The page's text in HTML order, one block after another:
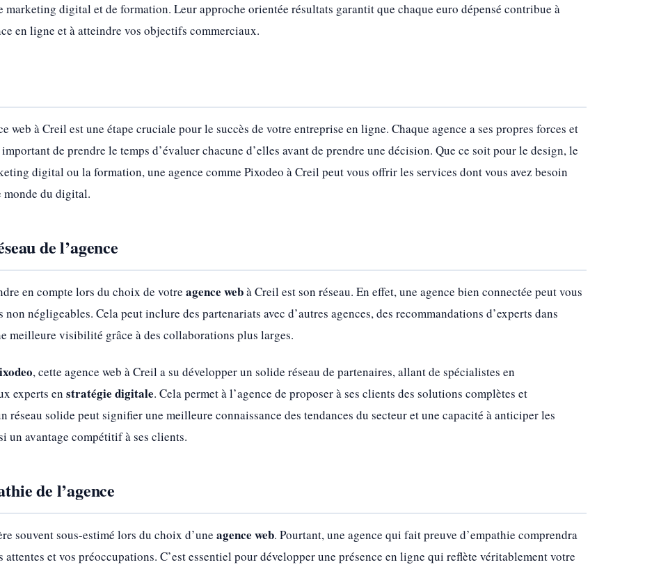
marketing digital et de formation. Leur approche orientée résultats garantit que chaque euro dépensé contribue à
en ligne et à atteindre vos objectifs commerciaux.
web à Creil est une étape cruciale pour le succès de votre entreprise en ligne. Chaque agence a ses propres forces et
de prendre le temps d’évaluer chacune d’elles avant de prendre une décision. Que ce soit pour le design, le
digital ou la formation, une agence comme Pixodeo à Creil peut vous offrir les services dont vous avez besoin
monde du digital.
de l’agence
en compte lors du choix de votre agence webà Creil est son réseau. En effet, une agence bien connectée peut vous
non négligeables. Cela peut inclure des partenariats avec d’autres agences, des recommandations d’experts dans
meilleure visibilité grâce à des collaborations plus larges.
, cette agence web à Creil a su développer un solide réseau de partenaires, allant de spécialistes en
experts en stratégie digitale. Cela permet à l’agence de proposer à ses clients des solutions complètes et
réseau solide peut signifier une meilleure connaissance des tendances du secteur et une capacité à anticiper les
un avantage compétitif à ses clients.
de l’agence
souvent sous-estimé lors du choix d’une agence web. Pourtant, une agence qui fait preuve d’empathie comprendra
attentes et vos préoccupations. C’est essentiel pour développer une présence en ligne qui reflète véritablement votre